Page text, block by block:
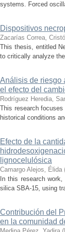
systems. Forced
Dispositivos
Zacarías Correa,
This thesis, entitled
to critically analyze
Análisis de riesgo
el efecto del
Rodríguez Heredia,
This research
historical conditions
Efecto de la
lignocelulósica
Camargo Alejos, Élida
In this research
silica SBA-15, using
Contribución del
en la comunidad